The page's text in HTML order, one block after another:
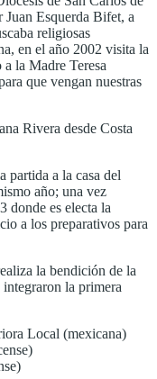
Esquerda Bifet, a
religiosas
en el año 2002 visita la
a la Madre Teresa
que vengan nuestras
Rivera desde Costa
partida a la casa del
año; una vez
donde es electa la
a los preparativos para
la bendición de la
integraron la primera
Local (mexicana)